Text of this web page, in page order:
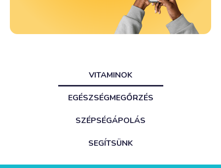
VITAMINOK
EGÉSZSÉGMEGŐRZÉS
SZÉPSÉGÁPOLÁS
SEGÍTSÜNK